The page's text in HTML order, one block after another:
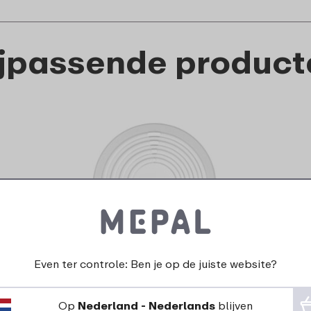
Magnetrondeksel rond
Even ter controle: Ben je op de juiste website?
Op Nederland - Nederlands blijven